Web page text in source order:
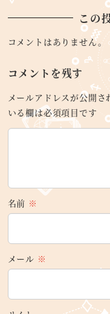
この
コメントはありません。
コメントを残す
メールアドレスが公開
いる欄は必須項目です
名前 ※
メール ※